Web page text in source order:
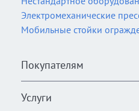
Электромеханические
Мобильные стойки
Покупателям
Услуги